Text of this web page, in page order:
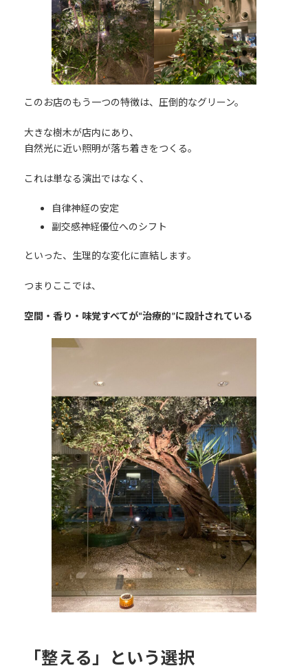
このお店のもう一つの特徴は、圧倒的なグリーン。
大きな樹木が店内にあり、
自然光に近い照明が落ち着きをつくる。
これは単なる演出ではなく、
自律神経の安定
副交感神経優位へのシフト
といった、生理的な変化に直結します。
つまりここでは、
空間・香り・味覚すべてが“治療的”に設計されている
「整える」という選択